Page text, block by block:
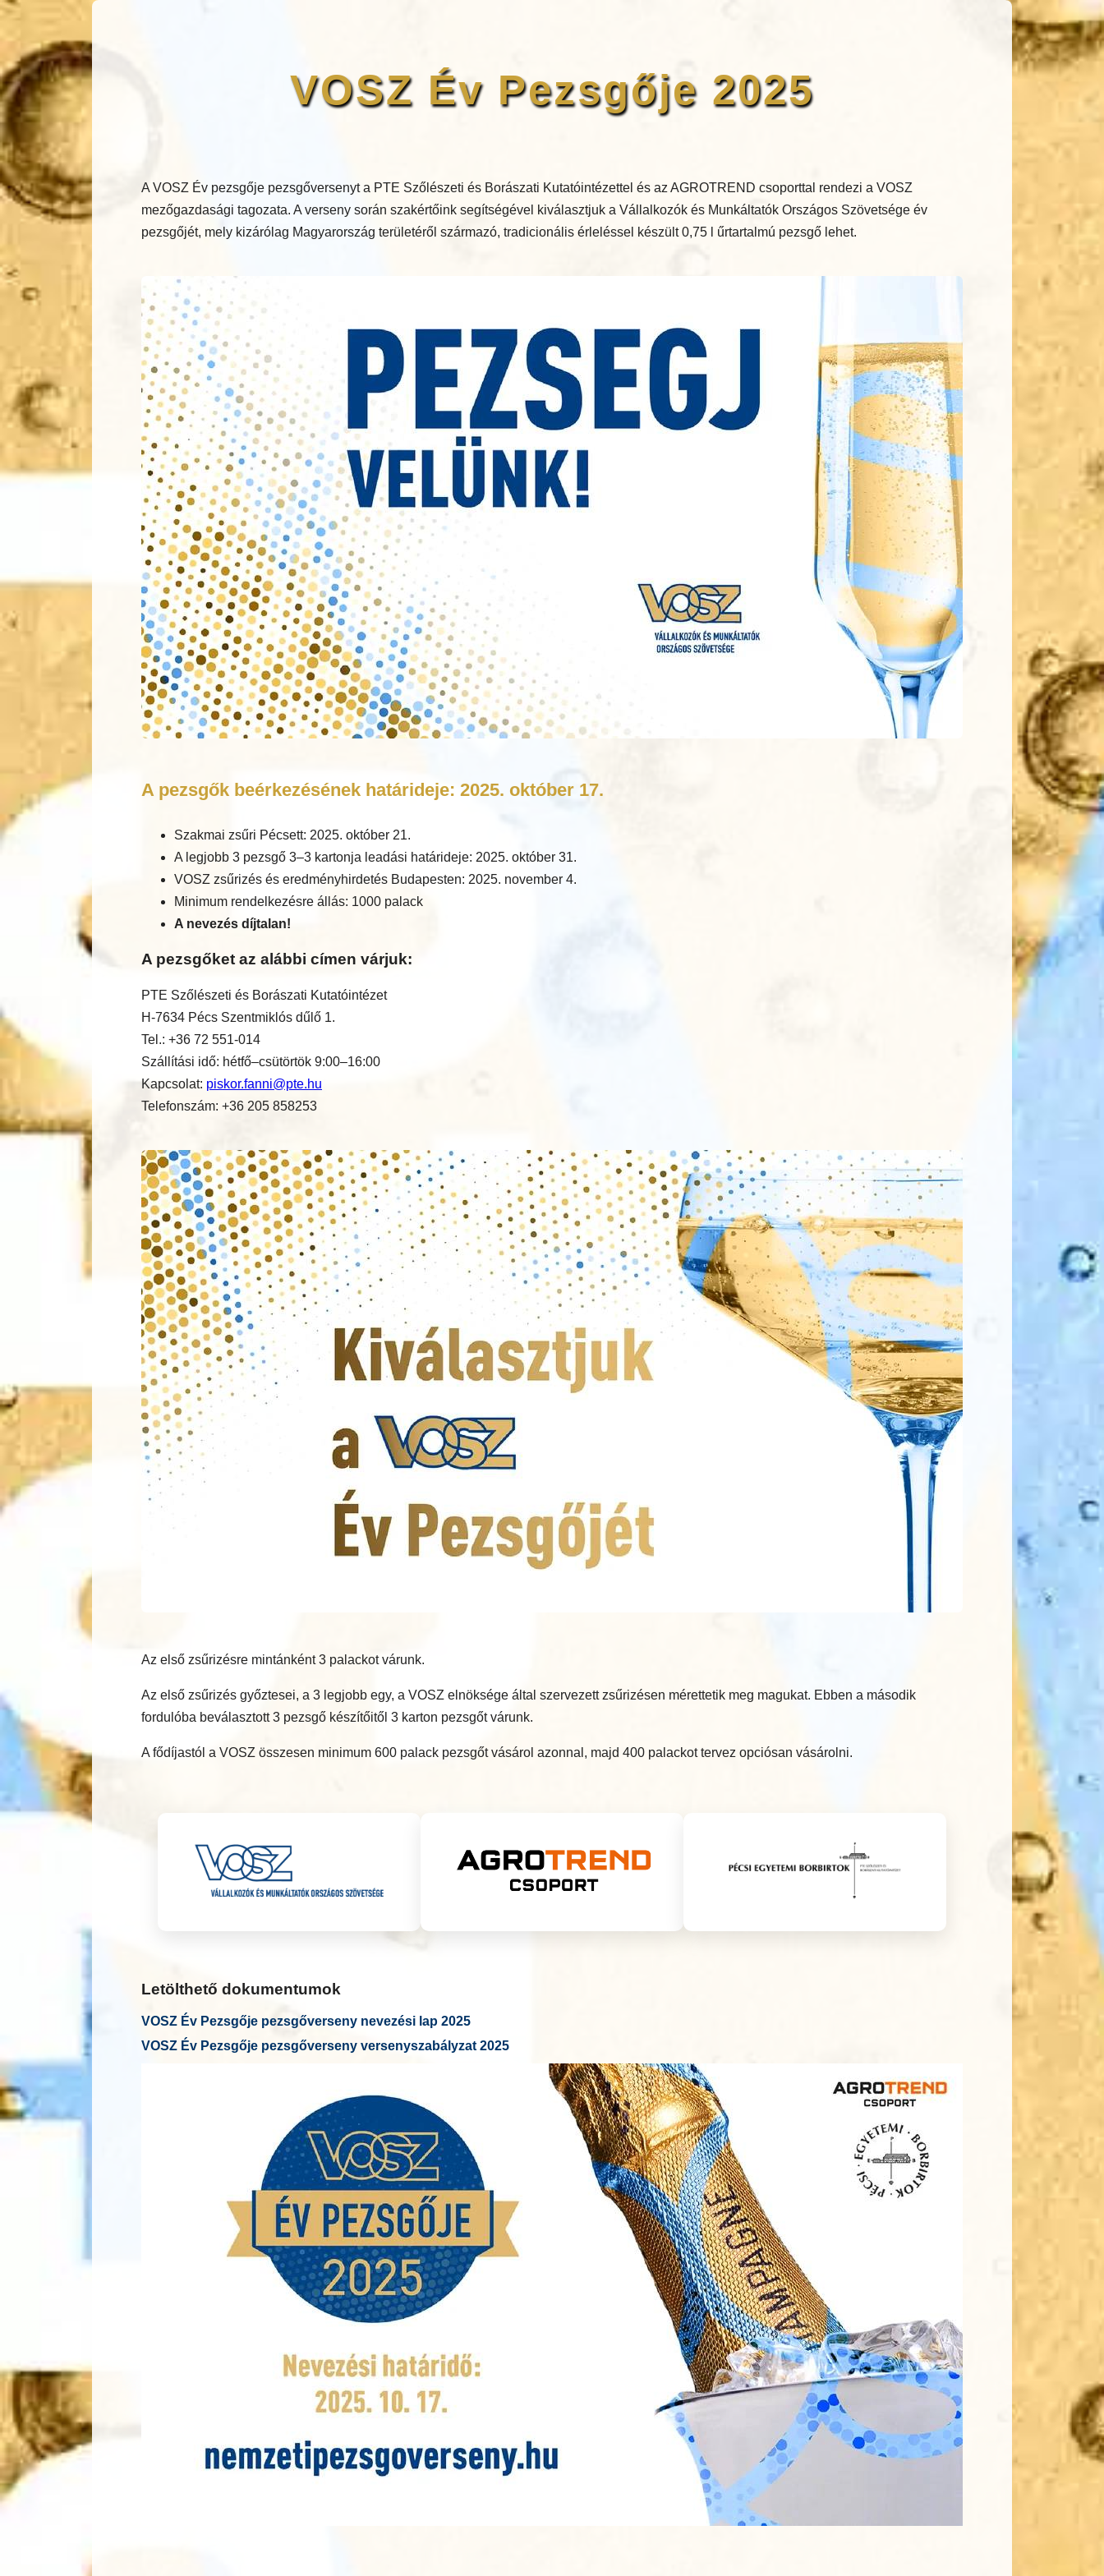
VOSZ Év Pezsgője 2025
A VOSZ Év pezsgője pezsgőversenyt a PTE Szőlészeti és Borászati Kutatóintézettel és az AGROTREND csoporttal rendezi a VOSZ
mezőgazdasági tagozata. A verseny során szakértőink segítségével kiválasztjuk a Vállalkozók és Munkáltatók Országos Szövetsége év
pezsgőjét, mely kizárólag Magyarország területéről származó, tradicionális érleléssel készült 0,75 l űrtartalmú pezsgő lehet.
A pezsgők beérkezésének határideje: 2025. október 17.
Szakmai zsűri Pécsett: 2025. október 21.
A legjobb 3 pezsgő 3–3 kartonja leadási határideje: 2025. október 31.
VOSZ zsűrizés és eredményhirdetés Budapesten: 2025. november 4.
Minimum rendelkezésre állás: 1000 palack
A nevezés díjtalan!
A pezsgőket az alábbi címen várjuk:
PTE Szőlészeti és Borászati Kutatóintézet
H-7634 Pécs Szentmiklós dűlő 1.
Tel.: +36 72 551-014
Szállítási idő: hétfő–csütörtök 9:00–16:00
Kapcsolat: piskor.fanni@pte.hu
Telefonszám: +36 205 858253
Az első zsűrizésre mintánként 3 palackot várunk.
Az első zsűrizés győztesei, a 3 legjobb egy, a VOSZ elnöksége által szervezett zsűrizésen mérettetik meg magukat. Ebben a második
fordulóba beválasztott 3 pezsgő készítőitől 3 karton pezsgőt várunk.
A fődíjastól a VOSZ összesen minimum 600 palack pezsgőt vásárol azonnal, majd 400 palackot tervez opciósan vásárolni.
Letölthető dokumentumok
VOSZ Év Pezsgője pezsgőverseny nevezési lap 2025
VOSZ Év Pezsgője pezsgőverseny versenyszabályzat 2025